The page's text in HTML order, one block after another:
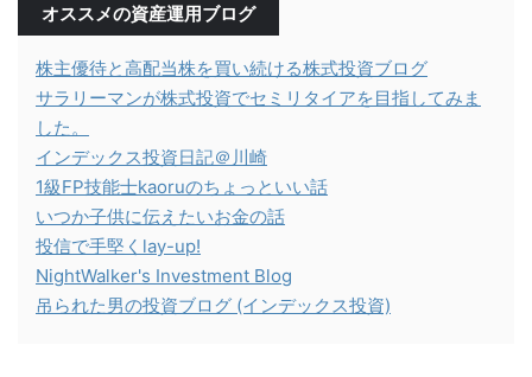
オススメの資産運用ブログ
株主優待と高配当株を買い続ける株式投資ブログ
サラリーマンが株式投資でセミリタイアを目指してみま
した。
インデックス投資日記＠川崎
1級FP技能士kaoruのちょっといい話
いつか子供に伝えたいお金の話
投信で手堅くlay-up!
NightWalker's Investment Blog
吊られた男の投資ブログ (インデックス投資)